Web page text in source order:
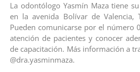
La odontólogo Yasmín Maza tiene
en la avenida Bolívar de Valencia,
Pueden comunicarse por el número
atención de pacientes y conocer
de capacitación. Más información a
@dra.yasminmaza.